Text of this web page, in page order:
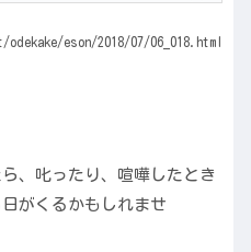
eson/2018/07/06_018.html
、叱ったり、喧嘩したとき
がくるかもしれませ